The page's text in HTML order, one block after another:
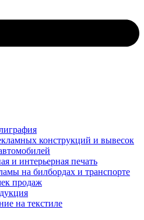
конструкций и вывесок
и интерьерная печать
на билбордах и транспорте
продаж
на текстиле